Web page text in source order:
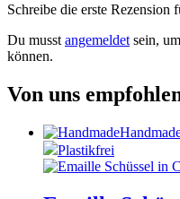
Schreibe die erste
Du musst angemeldet sein,
können.
Von uns
Plastikfrei